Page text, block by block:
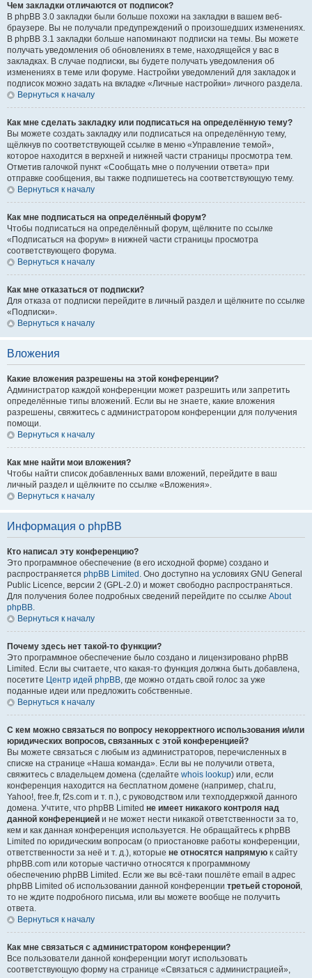
Чем закладки отличаются от подписок?
В phpBB 3.0 закладки были больше похожи на закладки в вашем веб-
браузере. Вы не получали предупреждений о произошедших изменениях.
В phpBB 3.1 закладки больше напоминают подписки на темы. Вы можете
получать уведомления об обновлениях в теме, находящейся у вас в
закладках. В случае подписки, вы будете получать уведомления об
изменениях в теме или форуме. Настройки уведомлений для закладок и
подписок можно задать на вкладке «Личные настройки» личного раздела.
Вернуться к началу
Как мне сделать закладку или подписаться на определённую тему?
Вы можете создать закладку или подписаться на определённую тему,
щёлкнув по соответствующей ссылке в меню «Управление темой»,
которое находится в верхней и нижней части страницы просмотра тем.
Отметив галочкой пункт «Сообщать мне о получении ответа» при
отправке сообщения, вы также подпишетесь на соответствующую тему.
Вернуться к началу
Как мне подписаться на определённый форум?
Чтобы подписаться на определённый форум, щёлкните по ссылке
«Подписаться на форум» в нижней части страницы просмотра
соответствующего форума.
Вернуться к началу
Как мне отказаться от подписки?
Для отказа от подписки перейдите в личный раздел и щёлкните по ссылке
«Подписки».
Вернуться к началу
Вложения
Какие вложения разрешены на этой конференции?
Администратор каждой конференции может разрешить или запретить
определённые типы вложений. Если вы не знаете, какие вложения
разрешены, свяжитесь с администратором конференции для получения
помощи.
Вернуться к началу
Как мне найти мои вложения?
Чтобы найти список добавленных вами вложений, перейдите в ваш
личный раздел и щёлкните по ссылке «Вложения».
Вернуться к началу
Информация о phpBB
Кто написал эту конференцию?
Это программное обеспечение (в его исходной форме) создано и
распространяется phpBB Limited . Оно доступно на условиях GNU General
Public Licence, версии 2 (GPL-2.0) и может свободно распространяться.
Для получения более подробных сведений перейдите по ссылке About
phpBB.
Вернуться к началу
Почему здесь нет такой-то функции?
Это программное обеспечение было создано и лицензировано phpBB
Limited. Если вы считаете, что какая-то функция должна быть добавлена,
посетите Центр идей phpBB, где можно отдать свой голос за уже
поданные идеи или предложить собственные.
Вернуться к началу
С кем можно связаться по вопросу некорректного использования и/или
юридических вопросов, связанных с этой конференцией?
Вы можете связаться с любым из администраторов, перечисленных в
списке на странице «Наша команда». Если вы не получили ответа,
свяжитесь с владельцем домена (сделайте whois lookup) или, если
конференция находится на бесплатном домене (например, chat.ru,
Yahoo!, free.fr, f2s.com и т. п.), с руководством или техподдержкой данного
домена. Учтите, что phpBB Limited не имеет никакого контроля над
данной конференцией и не может нести никакой ответственности за то,
кем и как данная конференция используется. Не обращайтесь к phpBB
Limited по юридическим вопросам (о приостановке работы конференции,
ответственности за неё и т. д.), которые не относятся напрямую к сайту
phpBB.com или которые частично относятся к программному
обеспечению phpBB Limited. Если же вы всё-таки пошлёте email в адрес
phpBB Limited об использовании данной конференции третьей стороной,
то не ждите подробного письма, или вы можете вообще не получить
ответа.
Вернуться к началу
Как мне связаться с администратором конференции?
Все пользователи данной конференции могут использовать
соответствующую форму на странице «Связаться с администрацией»,